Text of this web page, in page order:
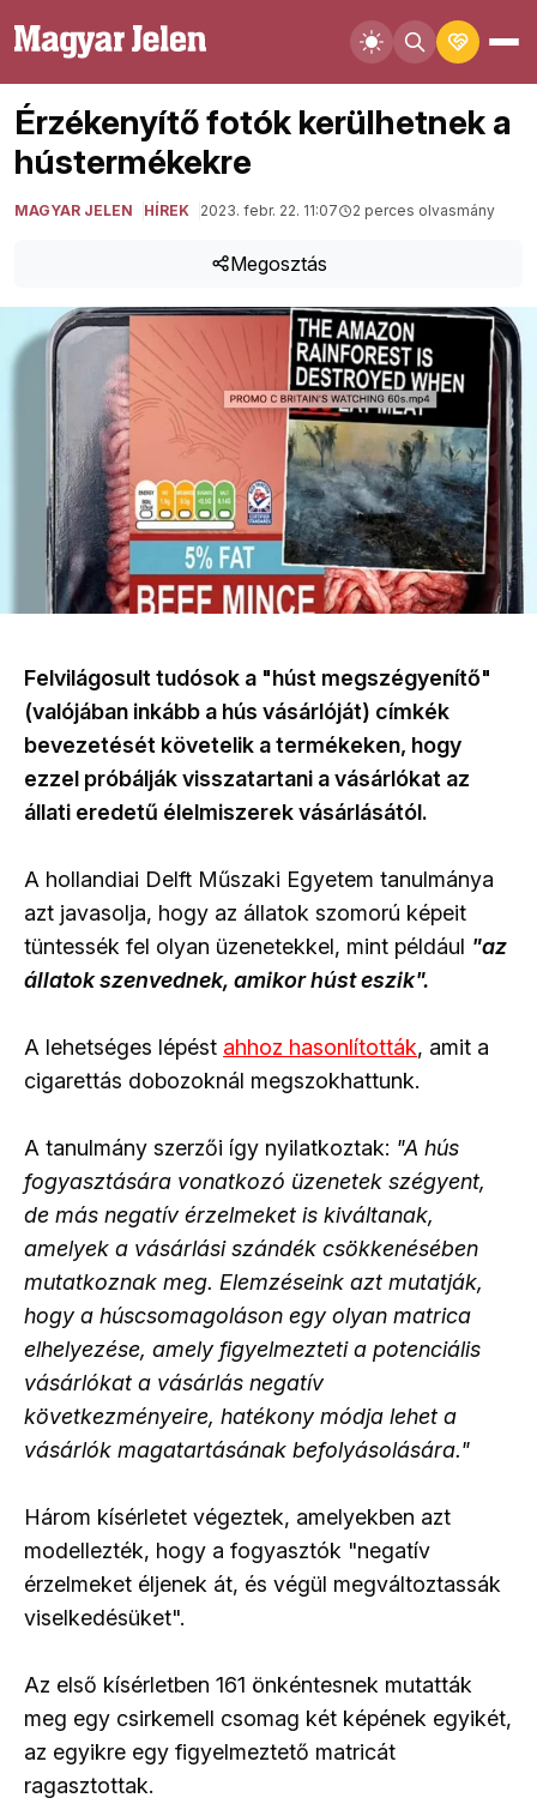
Érzékenyítő fotók kerülhetnek a
hústermékekre
MAGYAR JELEN HÍREK 2023. febr. 22. 11:07 2 perces olvasmány
Megosztás
Felvilágosult tudósok a "húst megszégyenítő"
(valójában inkább a hús vásárlóját) címkék
bevezetését követelik a termékeken, hogy
ezzel próbálják visszatartani a vásárlókat az
állati eredetű élelmiszerek vásárlásától.
A hollandiai Delft Műszaki Egyetem tanulmánya
azt javasolja, hogy az állatok szomorú képeit
tüntessék fel olyan üzenetekkel, mint például "az
állatok szenvednek, amikor húst eszik".
A lehetséges lépést ahhoz hasonlították, amit a
cigarettás dobozoknál megszokhattunk.
A tanulmány szerzői így nyilatkoztak: "A hús
fogyasztására vonatkozó üzenetek szégyent,
de más negatív érzelmeket is kiváltanak,
amelyek a vásárlási szándék csökkenésében
mutatkoznak meg. Elemzéseink azt mutatják,
hogy a húscsomagoláson egy olyan matrica
elhelyezése, amely figyelmezteti a potenciális
vásárlókat a vásárlás negatív
következményeire, hatékony módja lehet a
vásárlók magatartásának befolyásolására."
Három kísérletet végeztek, amelyekben azt
modellezték, hogy a fogyasztók "negatív
érzelmeket éljenek át, és végül megváltoztassák
viselkedésüket".
Az első kísérletben 161 önkéntesnek mutatták
meg egy csirkemell csomag két képének egyikét,
az egyikre egy figyelmeztető matricát
ragasztottak.